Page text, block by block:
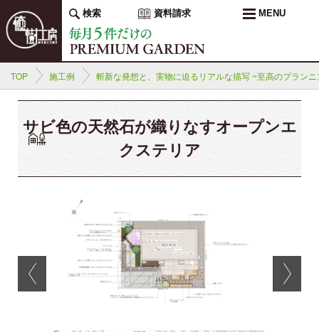
検索 資料請求 MENU
TOP 施工例 斬新な発想と、実物に迫るリアルな描写 ~至高のプラン
サビ色の天然石が織りなすオープンエ
クステリア